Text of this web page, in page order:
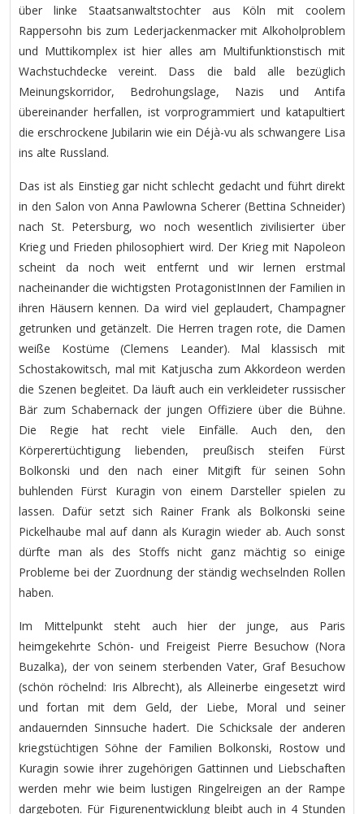
über linke Staatsanwaltstochter aus Köln mit coolem
Rappersohn bis zum Lederjackenmacker mit Alkoholproblem
und Muttikomplex ist hier alles am Multifunktionstisch mit
Wachstuchdecke vereint. Dass die bald alle bezüglich
Meinungskorridor, Bedrohungslage, Nazis und Antifa
übereinander herfallen, ist vorprogrammiert und katapultiert
die erschrockene Jubilarin wie ein Déjà-vu als schwangere Lisa
ins alte Russland.
Das ist als Einstieg gar nicht schlecht gedacht und führt direkt
in den Salon von Anna Pawlowna Scherer (Bettina Schneider)
nach St. Petersburg, wo noch wesentlich zivilisierter über
Krieg und Frieden philosophiert wird. Der Krieg mit Napoleon
scheint da noch weit entfernt und wir lernen erstmal
nacheinander die wichtigsten ProtagonistInnen der Familien in
ihren Häusern kennen. Da wird viel geplaudert, Champagner
getrunken und getänzelt. Die Herren tragen rote, die Damen
weiße Kostüme (Clemens Leander). Mal klassisch mit
Schostakowitsch, mal mit Katjuscha zum Akkordeon werden
die Szenen begleitet. Da läuft auch ein verkleideter russischer
Bär zum Schabernack der jungen Offiziere über die Bühne.
Die Regie hat recht viele Einfälle. Auch den, den
Körperertüchtigung liebenden, preußisch steifen Fürst
Bolkonski und den nach einer Mitgift für seinen Sohn
buhlenden Fürst Kuragin von einem Darsteller spielen zu
lassen. Dafür setzt sich Rainer Frank als Bolkonski seine
Pickelhaube mal auf dann als Kuragin wieder ab. Auch sonst
dürfte man als des Stoffs nicht ganz mächtig so einige
Probleme bei der Zuordnung der ständig wechselnden Rollen
haben.
Im Mittelpunkt steht auch hier der junge, aus Paris
heimgekehrte Schön- und Freigeist Pierre Besuchow (Nora
Buzalka), der von seinem sterbenden Vater, Graf Besuchow
(schön röchelnd: Iris Albrecht), als Alleinerbe eingesetzt wird
und fortan mit dem Geld, der Liebe, Moral und seiner
andauernden Sinnsuche hadert. Die Schicksale der anderen
kriegstüchtigen Söhne der Familien Bolkonski, Rostow und
Kuragin sowie ihrer zugehörigen Gattinnen und Liebschaften
werden mehr wie beim lustigen Ringelreigen an der Rampe
dargeboten. Für Figurenentwicklung bleibt auch in 4 Stunden